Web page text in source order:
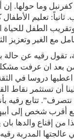
وما حولها. إن
ثانياً: تعليم
الطفل
مع الغير وتعزيز
تقول رقيه
بعد ان عرفت
دروسا في
تستثمر نقاط
تتابع رقيه
أقرب شخص إلى
إقناع والدها
رقيه ونجحت فيها